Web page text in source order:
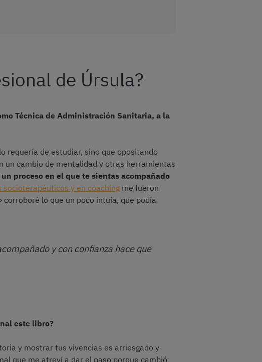
de Úrsula?
Técnica de Administración Sanitaria, a la
requería de estudiar, sino que opositando
un cambio de mentalidad y otras herramientas
proceso en el que te sientas acompañado
socioterapéuticos y en coaching me fueron
lo que un poco intuía, que podía
y con confianza hace que
este libro?
y mostrar tus vivencias es arriesgado y
que me atreví a dar el paso porque cambió